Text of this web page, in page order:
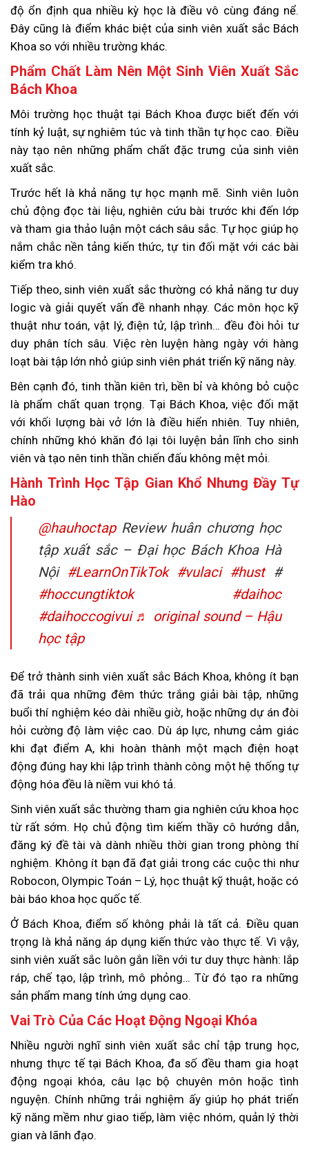
độ ổn định qua nhiều kỳ học là điều vô cùng đáng nể.
Đây cũng là điểm khác biệt của sinh viên xuất sắc Bách
Khoa so với nhiều trường khác.
Phẩm Chất Làm Nên Một Sinh Viên Xuất Sắc
Bách Khoa
Môi trường học thuật tại Bách Khoa được biết đến với
tính kỷ luật, sự nghiêm túc và tinh thần tự học cao. Điều
này tạo nên những phẩm chất đặc trưng của sinh viên
xuất sắc.
Trước hết là khả năng tự học mạnh mẽ. Sinh viên luôn
chủ động đọc tài liệu, nghiên cứu bài trước khi đến lớp
và tham gia thảo luận một cách sâu sắc. Tự học giúp họ
nắm chắc nền tảng kiến thức, tự tin đối mặt với các bài
kiểm tra khó.
Tiếp theo, sinh viên xuất sắc thường có khả năng tư duy
logic và giải quyết vấn đề nhanh nhạy. Các môn học kỹ
thuật như toán, vật lý, điện tử, lập trình… đều đòi hỏi tư
duy phân tích sâu. Việc rèn luyện hàng ngày với hàng
loạt bài tập lớn nhỏ giúp sinh viên phát triển kỹ năng này.
Bên cạnh đó, tinh thần kiên trì, bền bỉ và không bỏ cuộc
là phẩm chất quan trọng. Tại Bách Khoa, việc đối mặt
với khối lượng bài vở lớn là điều hiển nhiên. Tuy nhiên,
chính những khó khăn đó lại tôi luyện bản lĩnh cho sinh
viên và tạo nên tinh thần chiến đấu không mệt mỏi.
Hành Trình Học Tập Gian Khổ Nhưng Đầy Tự
Hào
@hauhoctapReview huân chương học
tập xuất sắc – Đại học Bách Khoa Hà
Nội #LearnOnTikTok #vulaci #hust#
#hoccungtiktok
#daihoc
#daihoccogivui ♬ original sound – Hậu
học tập
Để trở thành sinh viên xuất sắc Bách Khoa, không ít bạn
đã trải qua những đêm thức trắng giải bài tập, những
buổi thí nghiệm kéo dài nhiều giờ, hoặc những dự án đòi
hỏi cường độ làm việc cao. Dù áp lực, nhưng cảm giác
khi đạt điểm A, khi hoàn thành một mạch điện hoạt
động đúng hay khi lập trình thành công một hệ thống tự
động hóa đều là niềm vui khó tả.
Sinh viên xuất sắc thường tham gia nghiên cứu khoa học
từ rất sớm. Họ chủ động tìm kiếm thầy cô hướng dẫn,
đăng ký đề tài và dành nhiều thời gian trong phòng thí
nghiệm. Không ít bạn đã đạt giải trong các cuộc thi như
Robocon, Olympic Toán – Lý, học thuật kỹ thuật, hoặc có
bài báo khoa học quốc tế.
Ở Bách Khoa, điểm số không phải là tất cả. Điều quan
trọng là khả năng áp dụng kiến thức vào thực tế. Vì vậy,
sinh viên xuất sắc luôn gắn liền với tư duy thực hành: lắp
ráp, chế tạo, lập trình, mô phỏng… Từ đó tạo ra những
sản phẩm mang tính ứng dụng cao.
Vai Trò Của Các Hoạt Động Ngoại Khóa
Nhiều người nghĩ sinh viên xuất sắc chỉ tập trung học,
nhưng thực tế tại Bách Khoa, đa số đều tham gia hoạt
động ngoại khóa, câu lạc bộ chuyên môn hoặc tình
nguyện. Chính những trải nghiệm ấy giúp họ phát triển
kỹ năng mềm như giao tiếp, làm việc nhóm, quản lý thời
gian và lãnh đạo.